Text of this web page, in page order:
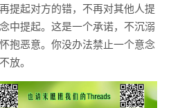
提起对方的错，不再对其他人提
中提起。这是一个承诺，不沉溺
抱恶意。你没办法禁止一个意念
放。